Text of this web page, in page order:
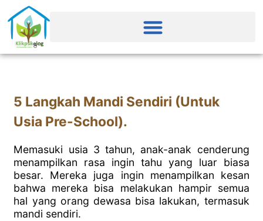
5 Langkah Mandi Sendiri (Untuk
Usia Pre-School).
Memasuki usia 3 tahun, anak-anak cenderung
menampilkan rasa ingin tahu yang luar biasa
besar. Mereka juga ingin menampilkan kesan
bahwa mereka bisa melakukan hampir semua
hal yang orang dewasa bisa lakukan, termasuk
mandi sendiri.